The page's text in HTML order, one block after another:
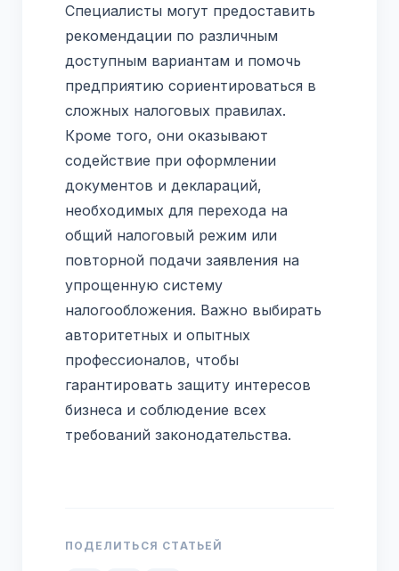
Специалисты могут предоставить
рекомендации по различным
доступным вариантам и помочь
предприятию сориентироваться в
сложных налоговых правилах.
Кроме того, они оказывают
содействие при оформлении
документов и деклараций,
необходимых для перехода на
общий налоговый режим или
повторной подачи заявления на
упрощенную систему
налогообложения. Важно выбирать
авторитетных и опытных
профессионалов, чтобы
гарантировать защиту интересов
бизнеса и соблюдение всех
требований законодательства.
ПОДЕЛИТЬСЯ СТАТЬЕЙ